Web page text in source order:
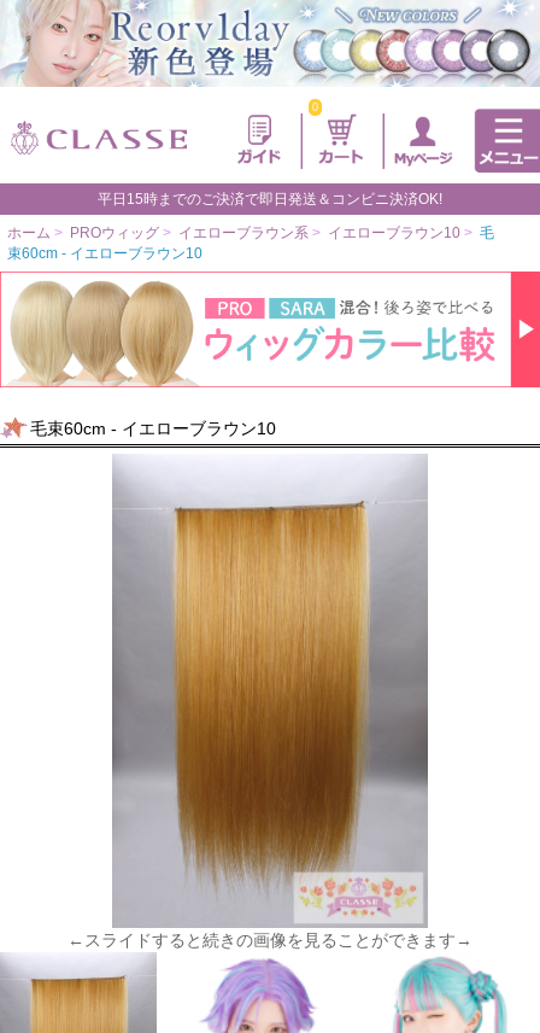
0
平日15時までのご決済で即日発送＆コンビニ決済OK!
ホーム > PROウィッグ > イエローブラウン系 > イエローブラウン10 > 毛
束60cm - イエローブラウン10
毛束60cm - イエローブラウン10
←スライドすると続きの画像を見ることができます→